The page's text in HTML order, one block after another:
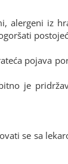
alergeni iz
pojava
je
se sa